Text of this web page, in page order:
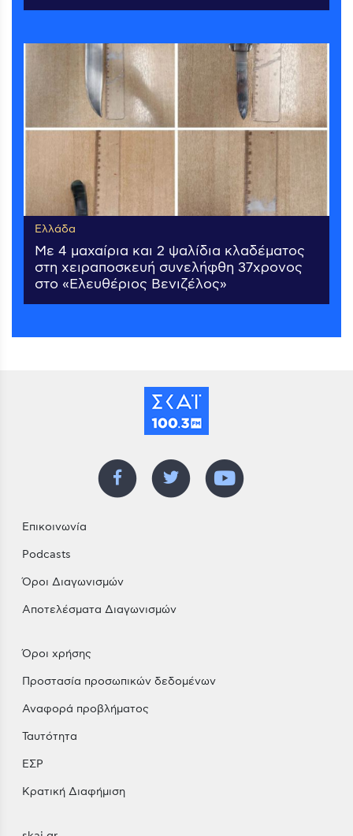
Ελλάδα
Με 4 μαχαίρια και 2 ψαλίδια κλαδέματος
στη χειραποσκευή συνελήφθη 37χρονος
στο «Ελευθέριος Βενιζέλος»
Επικοινωνία
Podcasts
Όροι Διαγωνισμών
Αποτελέσματα Διαγωνισμών
Όροι χρήσης
Προστασία προσωπικών δεδομένων
Αναφορά προβλήματος
Ταυτότητα
ΕΣΡ
Κρατική Διαφήμιση